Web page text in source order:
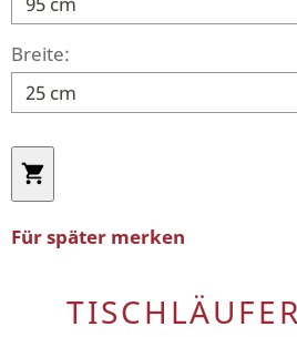
Breite:
Für später merken